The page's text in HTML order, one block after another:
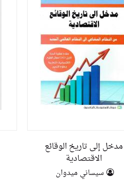
مدخل إلى تاريخ الوقائع
الاقتصادية
سيساني ميدوان